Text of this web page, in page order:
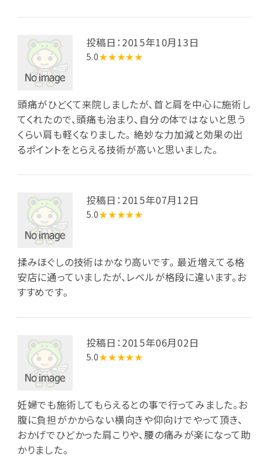
投稿日：2015年10月13日
5.0★★★★★
頭痛がひどくて来院しましたが、首と肩を中心に施術し
てくれたので、頭痛も治まり、自分の体ではないと思う
くらい肩も軽くなりました。 絶妙な力加減と効果の出
るポイントをとらえる技術が高いと思いました。
投稿日：2015年07月12日
5.0★★★★★
揉みほぐしの技術はかなり高いです。 最近増えてる格
安店に通っていましたが、レベルが格段に違います。お
すすめです。
投稿日：2015年06月02日
5.0★★★★★
妊婦でも施術してもらえるとの事で行ってみました。お
腹に負担がかからない横向きや仰向けでやって頂き、
おかげでひどかった肩こりや、腰の痛みが楽になって助
かりました。